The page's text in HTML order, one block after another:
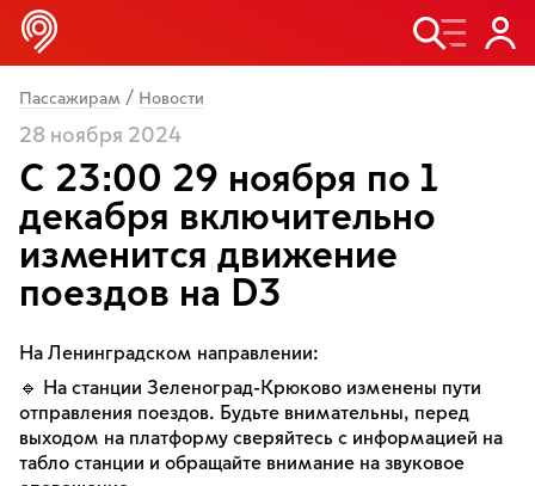
Пассажирам / Новости
28 ноября 2024
С 23:00 29 ноября по 1
декабря включительно
изменится движение
поездов на D3
На Ленинградском направлении:
🔹 На станции Зеленоград-Крюково изменены пути
отправления поездов. Будьте внимательны, перед
выходом на платформу сверяйтесь с информацией на
табло станции и обращайте внимание на звуковое